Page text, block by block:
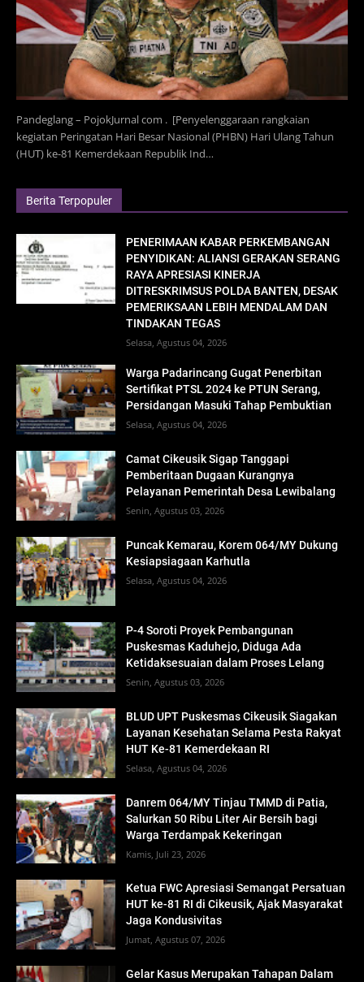
Pandeglang – PojokJurnal com . [Penyelenggaraan rangkaian
kegiatan Peringatan Hari Besar Nasional (PHBN) Hari Ulang Tahun
(HUT) ke-81 Kemerdekaan Republik Ind…
Berita Terpopuler
PENERIMAAN KABAR PERKEMBANGAN
PENYIDIKAN: ALIANSI GERAKAN SERANG
RAYA APRESIASI KINERJA
DITRESKRIMSUS POLDA BANTEN, DESAK
PEMERIKSAAN LEBIH MENDALAM DAN
TINDAKAN TEGAS
Selasa, Agustus 04, 2026
Warga Padarincang Gugat Penerbitan
Sertifikat PTSL 2024 ke PTUN Serang,
Persidangan Masuki Tahap Pembuktian
Selasa, Agustus 04, 2026
Camat Cikeusik Sigap Tanggapi
Pemberitaan Dugaan Kurangnya
Pelayanan Pemerintah Desa Lewibalang
Senin, Agustus 03, 2026
Puncak Kemarau, Korem 064/MY Dukung
Kesiapsiagaan Karhutla
Selasa, Agustus 04, 2026
P-4 Soroti Proyek Pembangunan
Puskesmas Kaduhejo, Diduga Ada
Ketidaksesuaian dalam Proses Lelang
Senin, Agustus 03, 2026
BLUD UPT Puskesmas Cikeusik Siagakan
Layanan Kesehatan Selama Pesta Rakyat
HUT Ke-81 Kemerdekaan RI
Selasa, Agustus 04, 2026
Danrem 064/MY Tinjau TMMD di Patia,
Salurkan 50 Ribu Liter Air Bersih bagi
Warga Terdampak Kekeringan
Kamis, Juli 23, 2026
Ketua FWC Apresiasi Semangat Persatuan
HUT ke-81 RI di Cikeusik, Ajak Masyarakat
Jaga Kondusivitas
Jumat, Agustus 07, 2026
Gelar Kasus Merupakan Tahapan Dalam